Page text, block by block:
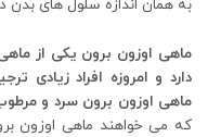
به همان اندازه سلول های
ماهی اوزون برون یکی از
دارد و امروزه افراد زیادی
ماهی اوزون برون سرد و
که می خواهند ماهی اوزون